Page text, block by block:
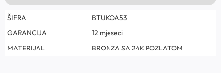
ŠIFRA
BTUKOA53
GARANCIJA
12 mjeseci
MATERIJAL
BRONZA SA 24K POZLATOM